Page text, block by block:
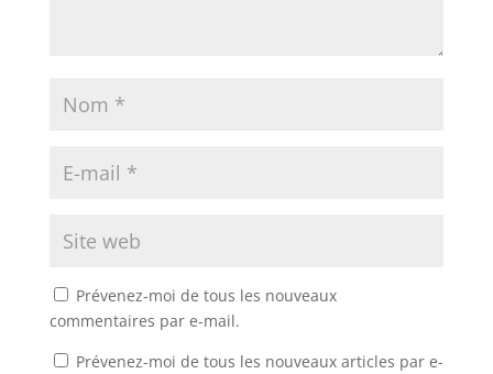
Prévenez-moi de tous les nouveaux
commentaires par e-mail.
Prévenez-moi de tous les nouveaux articles par e-